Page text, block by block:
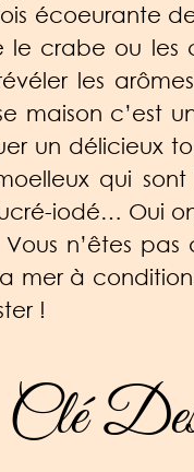
écoeurante
crabe ou les
les
maison c’est
un délicieux
qui
iodé… Oui
n’êtes pas
mer à
!
Des